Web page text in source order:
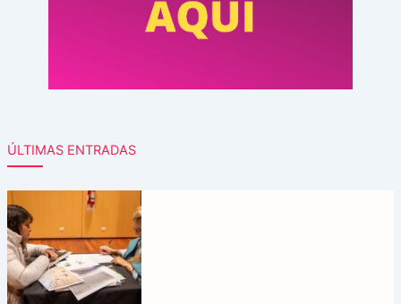
ÚLTIMAS ENTRADAS